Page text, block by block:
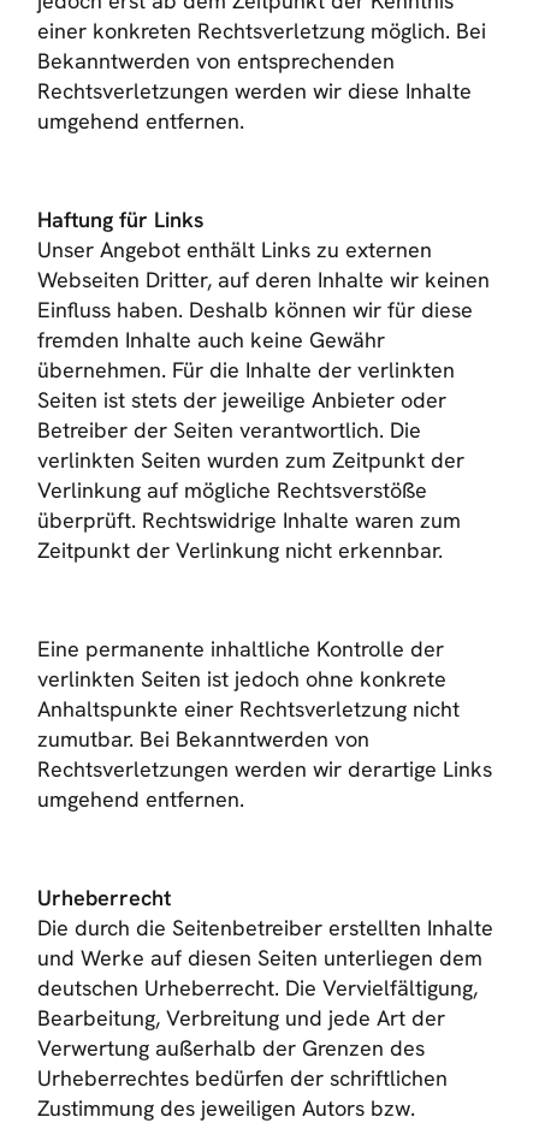
einer konkreten Rechtsverletzung möglich. Bei
Bekanntwerden von entsprechenden
Rechtsverletzungen werden wir diese Inhalte
umgehend entfernen.
Haftung für Links
Unser Angebot enthält Links zu externen
Webseiten Dritter, auf deren Inhalte wir keinen
Einfluss haben. Deshalb können wir für diese
fremden Inhalte auch keine Gewähr
übernehmen. Für die Inhalte der verlinkten
Seiten ist stets der jeweilige Anbieter oder
Betreiber der Seiten verantwortlich. Die
verlinkten Seiten wurden zum Zeitpunkt der
Verlinkung auf mögliche Rechtsverstöße
überprüft. Rechtswidrige Inhalte waren zum
Zeitpunkt der Verlinkung nicht erkennbar.
Eine permanente inhaltliche Kontrolle der
verlinkten Seiten ist jedoch ohne konkrete
Anhaltspunkte einer Rechtsverletzung nicht
zumutbar. Bei Bekanntwerden von
Rechtsverletzungen werden wir derartige Links
umgehend entfernen.
Urheberrecht
Die durch die Seitenbetreiber erstellten Inhalte
und Werke auf diesen Seiten unterliegen dem
deutschen Urheberrecht. Die Vervielfältigung,
Bearbeitung, Verbreitung und jede Art der
Verwertung außerhalb der Grenzen des
Urheberrechtes bedürfen der schriftlichen
Zustimmung des jeweiligen Autors bzw.